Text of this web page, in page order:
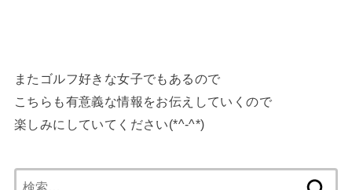
またゴルフ好きな女子でもあるので
こちらも有意義な情報をお伝えしていくので
楽しみにしていてください(*^-^*)